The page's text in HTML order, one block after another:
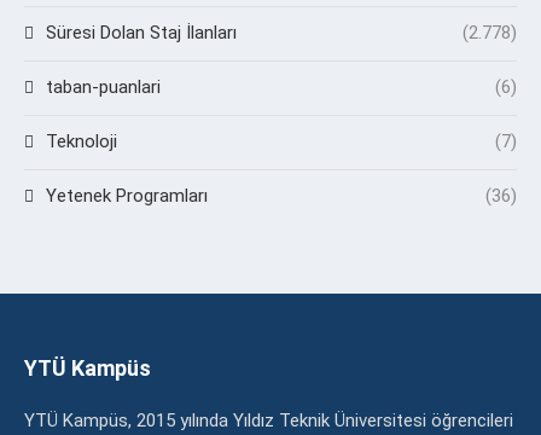
Süresi Dolan Staj İlanları (2.778)
taban-puanlari (6)
Teknoloji (7)
Yetenek Programları (36)
YTÜ Kampüs
YTÜ Kampüs, 2015 yılında Yıldız Teknik Üniversitesi öğrencileri